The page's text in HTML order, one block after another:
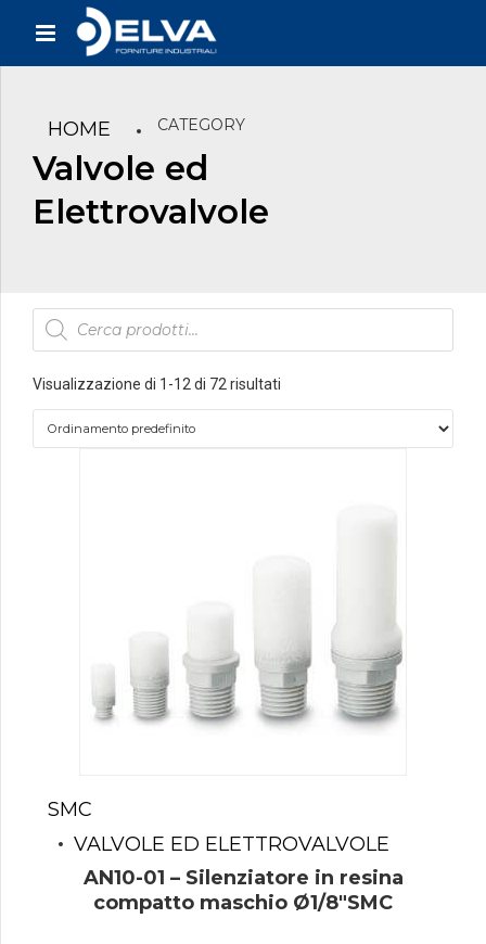
HOME CATEGORY
Valvole ed
Elettrovalvole
Products
search
Visualizzazione di 1-12 di 72 risultati
SMC
VALVOLE ED ELETTROVALVOLE
AN10-01 – Silenziatore in resina
compatto maschio Ø1/8″SMC